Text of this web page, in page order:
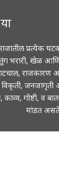
प्रत्येक
भरारी, खेळ
राजकारण
जनजागृती
गोष्टी, व
मांडत